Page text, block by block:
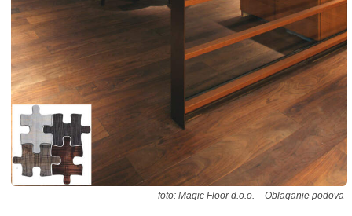
foto: Magic Floor d.o.o. – Oblaganje podova